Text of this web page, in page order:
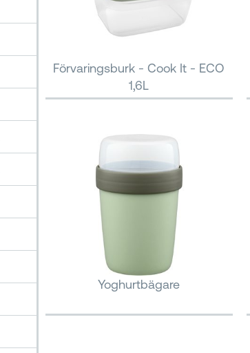
Förvaringsburk - Cook It - ECO
1,6L
Yoghurtbägare